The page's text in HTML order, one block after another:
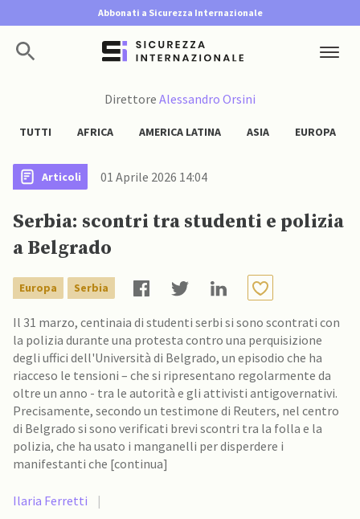
Abbonati a Sicurezza Internazionale
Direttore Alessandro Orsini
TUTTI AFRICA AMERICA LATINA ASIA EUROPA
Articoli 01 Aprile 2026 14:04
Serbia: scontri tra studenti e polizia
a Belgrado
Europa Serbia
Il 31 marzo, centinaia di studenti serbi si sono scontrati con
la polizia durante una protesta contro una perquisizione
degli uffici dell'Università di Belgrado, un episodio che ha
riacceso le tensioni – che si ripresentano regolarmente da
oltre un anno - tra le autorità e gli attivisti antigovernativi.
Precisamente, secondo un testimone di Reuters, nel centro
di Belgrado si sono verificati brevi scontri tra la folla e la
polizia, che ha usato i manganelli per disperdere i
manifestanti che [continua]
Ilaria Ferretti |